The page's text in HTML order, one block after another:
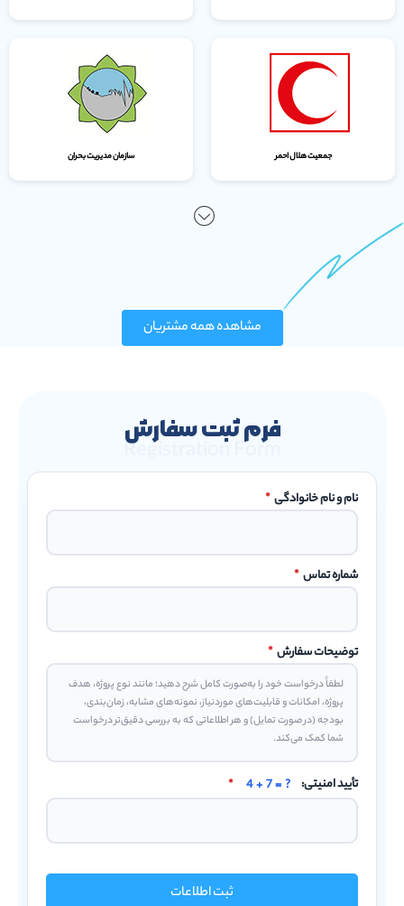
جمعیت هلال احمر سازمان مدیریت بحران
مشاهده همه مشتریان
فرم ثبت سفارش
Registration Form
نام و نام خانوادگی *
شماره تماس *
توضیحات سفارش *
تأیید امنیتی: 4 + 7 = ?
*
ثبت اطلاعات